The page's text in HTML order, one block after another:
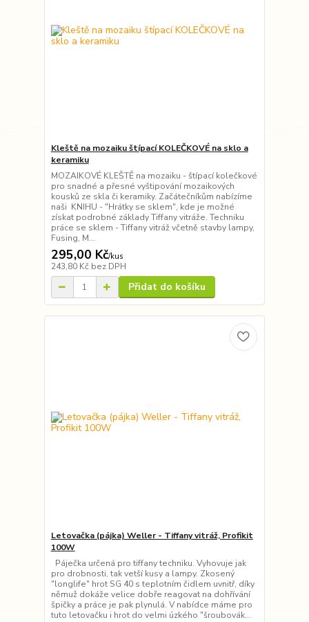
Kleště na mozaiku štípací KOLEČKOVÉ na sklo a
keramiku
MOZAIKOVÉ KLEŠTĚ na mozaiku - štípací kolečkové
pro snadné a přesné vyštipování mozaikových
kousků ze skla či keramiky. Začátečníkům nabízíme
naši KNIHU - "Hrátky se sklem", kde je možné
získat podrobné základy Tiffany vitráže. Techniku
práce se sklem - Tiffany vitráž včetně stavby lampy,
Fusing, M...
295,00 Kč/kus
243,80 Kč bez DPH
Přidat do košíku
Letovačka (pájka) Weller - Tiffany vitráž, Profikit
100W
Páječka určená pro tiffany techniku. Vyhovuje jak
pro drobnosti, tak vetší kusy a lampy. Zkosený
"longlife" hrot SG 40 s teplotním čidlem uvnitř, díky
němuž dokáže velice dobře reagovat na dohřívání
špičky a práce je pak plynulá. V nabídce máme pro
tuto letovačku i hrot do velmi úzkého "šroubovák...